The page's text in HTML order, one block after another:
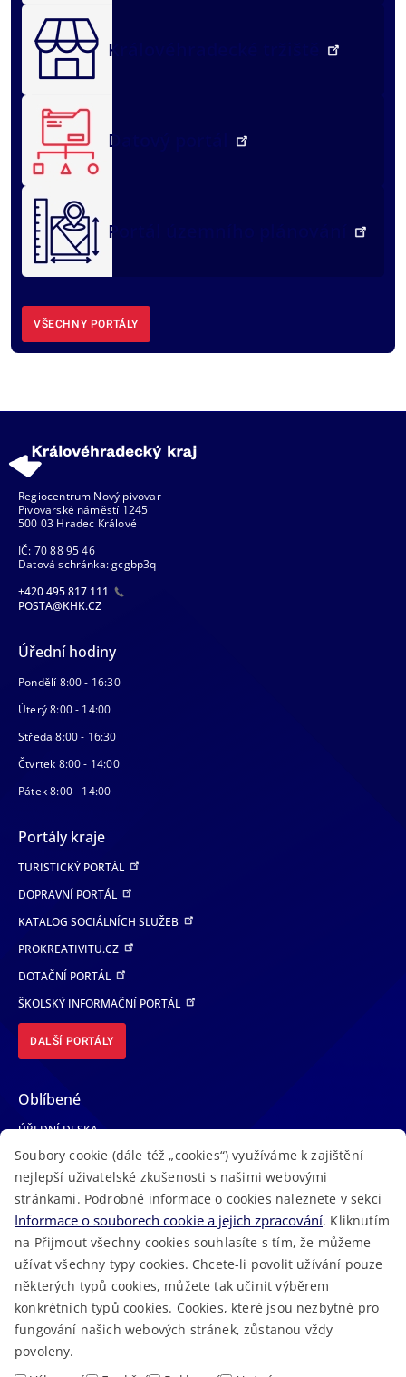
Královéhradecké tržiště
Datový portál
Portál územního plánování
VŠECHNY PORTÁLY
Regiocentrum Nový pivovar
Pivovarské náměstí 1245
500 03 Hradec Králové
IČ: 70 88 95 46
Datová schránka: gcgbp3q
+420 495 817 111
POSTA@KHK.CZ
Úřední hodiny
Pondělí 8:00 - 16:30
Úterý 8:00 - 14:00
Středa 8:00 - 16:30
Čtvrtek 8:00 - 14:00
Pátek 8:00 - 14:00
Portály kraje
TURISTICKÝ PORTÁL
DOPRAVNÍ PORTÁL
KATALOG SOCIÁLNÍCH SLUŽEB
PROKREATIVITU.CZ
DOTAČNÍ PORTÁL
ŠKOLSKÝ INFORMAČNÍ PORTÁL
DALŠÍ PORTÁLY
Oblíbené
ÚŘEDNÍ DESKA
TELEFONNÍ SEZNAM
LÉKAŘSKÁ POHOTOVOST
VOLNÁ MÍSTA
AKTUALITY
2023 © Královéhradecký kraj • Vytvořeno vMacron Software
RSS • Mapa stránek •Cookies Prohlášení o přístupnosti
Soubory cookie (dále též „cookies“) využíváme k zajištění
nejlepší uživatelské zkušenosti s našimi webovými
stránkami. Podrobné informace o cookies naleznete v sekci
Informace o souborech cookie a jejich zpracování. Kliknutím
na Přijmout všechny cookies souhlasíte s tím, že můžeme
užívat všechny typy cookies. Chcete-li povolit užívání pouze
některých typů cookies, můžete tak učinit výběrem
konkrétních typů cookies. Cookies, které jsou nezbytné pro
fungování našich webových stránek, zůstanou vždy
povoleny.